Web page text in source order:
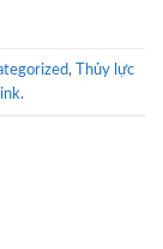
,
Thủy lực
.